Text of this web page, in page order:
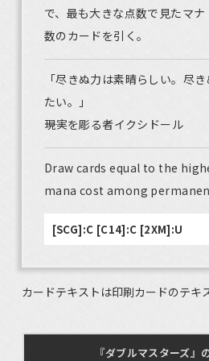
で、最も大きな点数で見たマ
数のカードを引く。
「尽きぬ力は素晴らしい。尽
たい。」
――現実を彫る者イクシドール
Draw cards equal to the
mana cost among
[SCG]:C [C14]:C [2XM]:U
カードテキストは印刷カードのテキ
『ダブルマスターズ』